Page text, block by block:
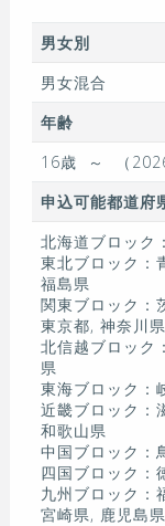
男女別
男女混合
年齢
16歳
～
（
申込可能都道府
北海道ブロック
東北ブロック：
福島県
関東ブロック：
東京都, 神奈川
北信越ブロック
県
東海ブロック：
近畿ブロック：
和歌山県
中国ブロック：
四国ブロック：
九州ブロック：
宮崎県, 鹿児島